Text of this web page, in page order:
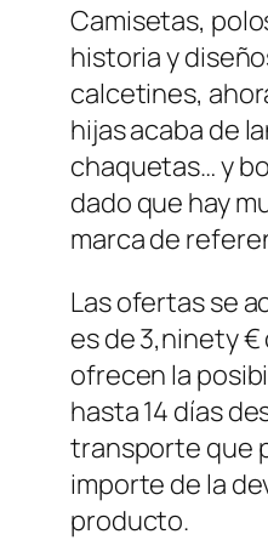
Camisetas,
historia y
calcetines,
hijas acaba de
chaquetas… y
dado que hay
marca de
Las ofertas se
es de 3,ninety
ofrecen la
hasta 14 días
transporte que
importe de la
producto.